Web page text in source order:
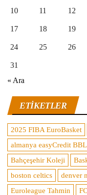
10 11 12
17 18 19
24 25 26
31
« Ara
ETIKETLER
2025 FIBA EuroBasket
almanya easyCredit BBL
Bahçeşehir Koleji
boston celtics
denver
Euroleague Tahmin